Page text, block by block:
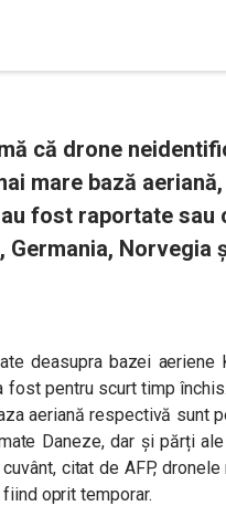
că drone
mare bază
fost raportate
Germania, Norvegia
deasupra bazei aeriene
fost pentru scurt timp
aeriană respectivă sunt
Daneze, dar și părți
citat de AFP,
oprit temporar.